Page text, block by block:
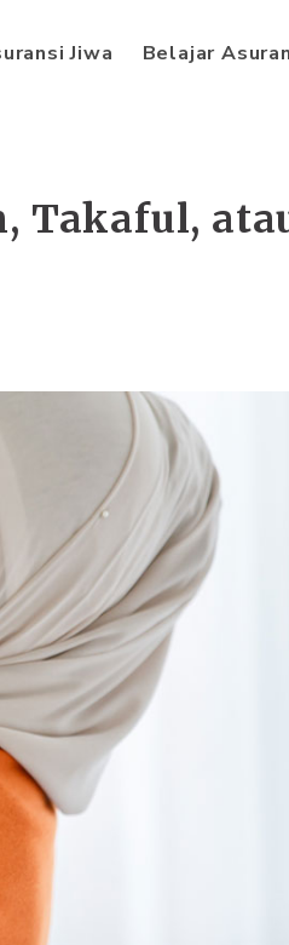
Jiwa Belajar
Takaful,